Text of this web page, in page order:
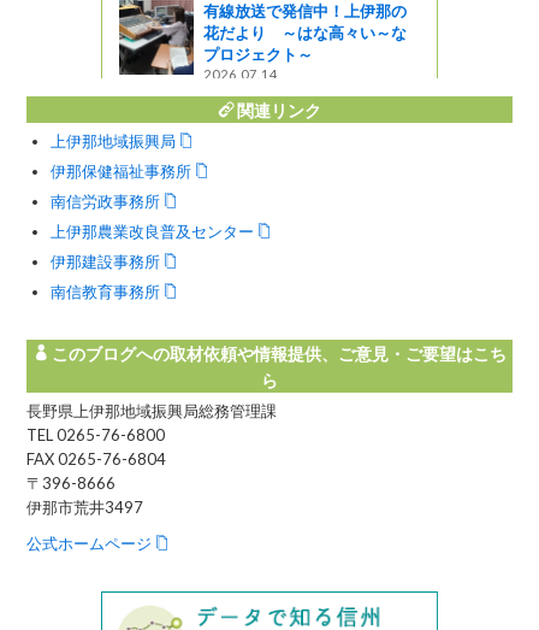
有線放送で発信中！上伊那の
花だより ～はな高々い～な
プロジェクト～
2026.07.14
関連リンク
上伊那地域振興局
伊那保健福祉事務所
南信労政事務所
上伊那農業改良普及センター
伊那建設事務所
南信教育事務所
このブログへの取材依頼や情報提供、ご意見・ご要望はこち
ら
長野県上伊那地域振興局総務管理課
TEL 0265-76-6800
FAX 0265-76-6804
〒396-8666
伊那市荒井3497
公式ホームページ